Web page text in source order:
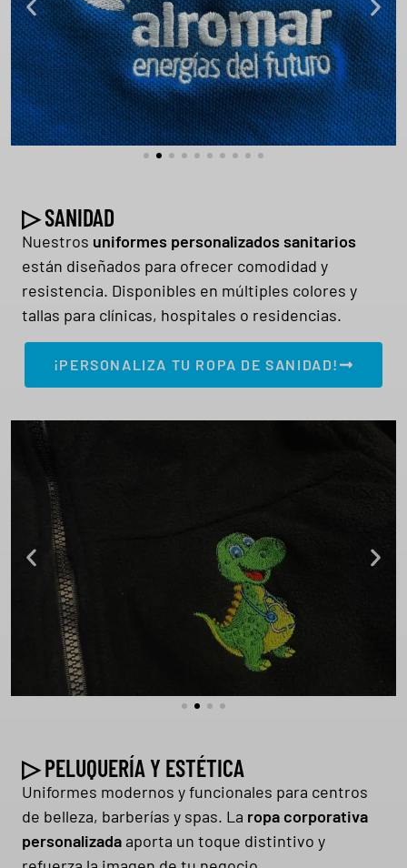
▷ SANIDAD
Nuestros uniformes personalizados sanitarios
están diseñados para ofrecer comodidad y
resistencia. Disponibles en múltiples colores y
tallas para clínicas, hospitales o residencias.
¡PERSONALIZA TU ROPA DE SANIDAD!
▷ PELUQUERÍA Y ESTÉTICA
Uniformes modernos y funcionales para centros
de belleza, barberías y spas. La ropa corporativa
personalizada aporta un toque distintivo y